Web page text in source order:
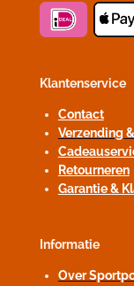
Klantenservice
Contact
Verzending
Retourneren
Garantie &
Informatie
Over